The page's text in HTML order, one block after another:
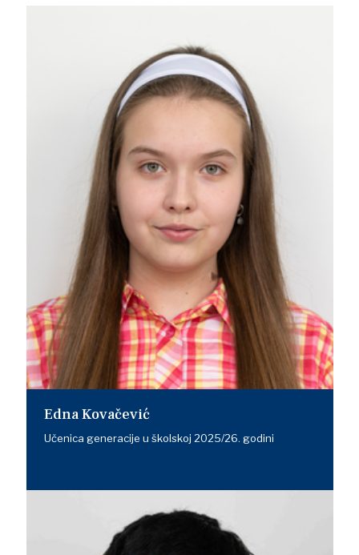
Edna Kovačević
Učenica generacije u školskoj 2025/26. godini